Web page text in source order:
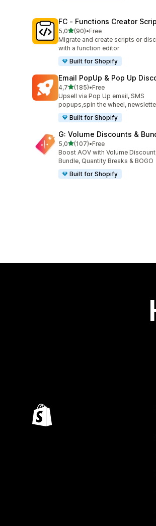
FC ‑ Functions Creator
5,0/ 5 tähteä
(90)
90 arvostelua yhteensä
•Free
Migrate and create scripts or
with a function editor
Built for Shopify
Email PopUp & Pop Up
4,7/ 5 tähteä
(185)
185 arvostelua yhteensä
•Free
Upsell via Pop Up email, SMS
popups,spin the wheel,
Built for Shopify
G: Volume Discounts &
5,0/ 5 tähteä
(107)
107 arvostelua yhteensä
•Free
Boost AOV with Volume
Bundle, Quantity Breaks & BOGO
Built for Shopify